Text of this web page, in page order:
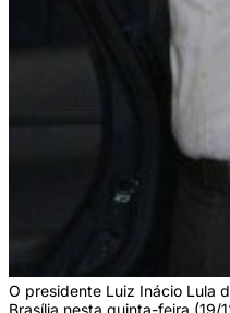
O presidente Luiz Inácio Lula
Brasília nesta quinta-feira (19/